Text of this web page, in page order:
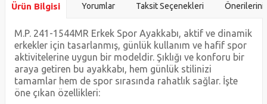
Ürün Bilgisi Yorumlar Taksit Seçenekleri
M.P. 241-1544MR Erkek Spor Ayakkabı, aktif ve dinamik
erkekler için tasarlanmış, günlük kullanım ve hafif spor
aktivitelerine uygun bir modeldir. Şıklığı ve konforu bir
araya getiren bu ayakkabı, hem günlük stilinizi
tamamlar hem de spor sırasında rahatlık sağlar. İşte
öne çıkan özellikleri: